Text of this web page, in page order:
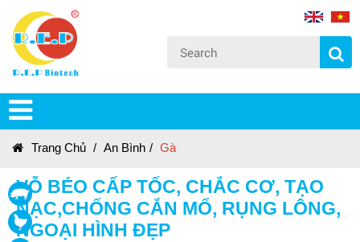
Trang Chủ / An Bình / Gà
VỖ BÉO CẤP TỐC, CHẮC CƠ, TẠO
NẠC,CHỐNG CẮN MỔ, RỤNG LÔNG,
NGOẠI HÌNH ĐẸP